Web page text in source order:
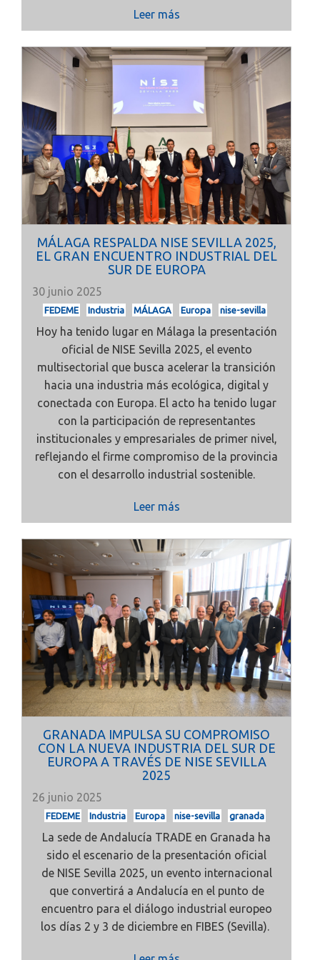
Leer más
MÁLAGA RESPALDA NISE SEVILLA 2025,
EL GRAN ENCUENTRO INDUSTRIAL DEL
SUR DE EUROPA
30 junio 2025
FEDEME Industria MÁLAGA Europa nise-sevilla
Hoy ha tenido lugar en Málaga la presentación
oficial de NISE Sevilla 2025, el evento
multisectorial que busca acelerar la transición
hacia una industria más ecológica, digital y
conectada con Europa. El acto ha tenido lugar
con la participación de representantes
institucionales y empresariales de primer nivel,
reflejando el firme compromiso de la provincia
con el desarrollo industrial sostenible.
Leer más
GRANADA IMPULSA SU COMPROMISO
CON LA NUEVA INDUSTRIA DEL SUR DE
EUROPA A TRAVÉS DE NISE SEVILLA
2025
26 junio 2025
FEDEME Industria Europa nise-sevilla granada
La sede de Andalucía TRADE en Granada ha
sido el escenario de la presentación oficial
de NISE Sevilla 2025, un evento internacional
que convertirá a Andalucía en el punto de
encuentro para el diálogo industrial europeo
los días 2 y 3 de diciembre en FIBES (Sevilla).